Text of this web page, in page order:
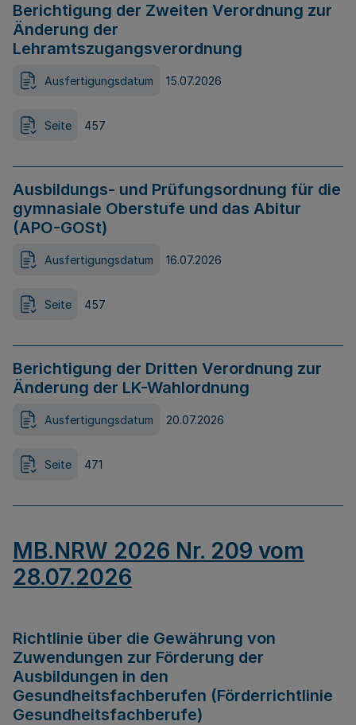
Berichtigung der Zweiten Verordnung zur
Änderung der
Lehramtszugangsverordnung
Ausfertigungsdatum 15.07.2026
Seite 457
Ausbildungs- und Prüfungsordnung für die
gymnasiale Oberstufe und das Abitur
(APO-GOSt)
Ausfertigungsdatum 16.07.2026
Seite 457
Berichtigung der Dritten Verordnung zur
Änderung der LK-Wahlordnung
Ausfertigungsdatum 20.07.2026
Seite 471
MB.NRW 2026 Nr. 209 vom
28.07.2026
Richtlinie über die Gewährung von
Zuwendungen zur Förderung der
Ausbildungen in den
Gesundheitsfachberufen (Förderrichtlinie
Gesundheitsfachberufe)